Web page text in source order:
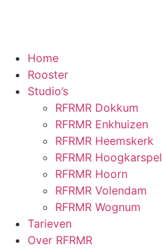
Home
Rooster
Studio’s
RFRMR Dokkum
RFRMR Enkhuizen
RFRMR Heemskerk
RFRMR Hoogkarspel
RFRMR Hoorn
RFRMR Volendam
RFRMR Wognum
Tarieven
Over RFRMR